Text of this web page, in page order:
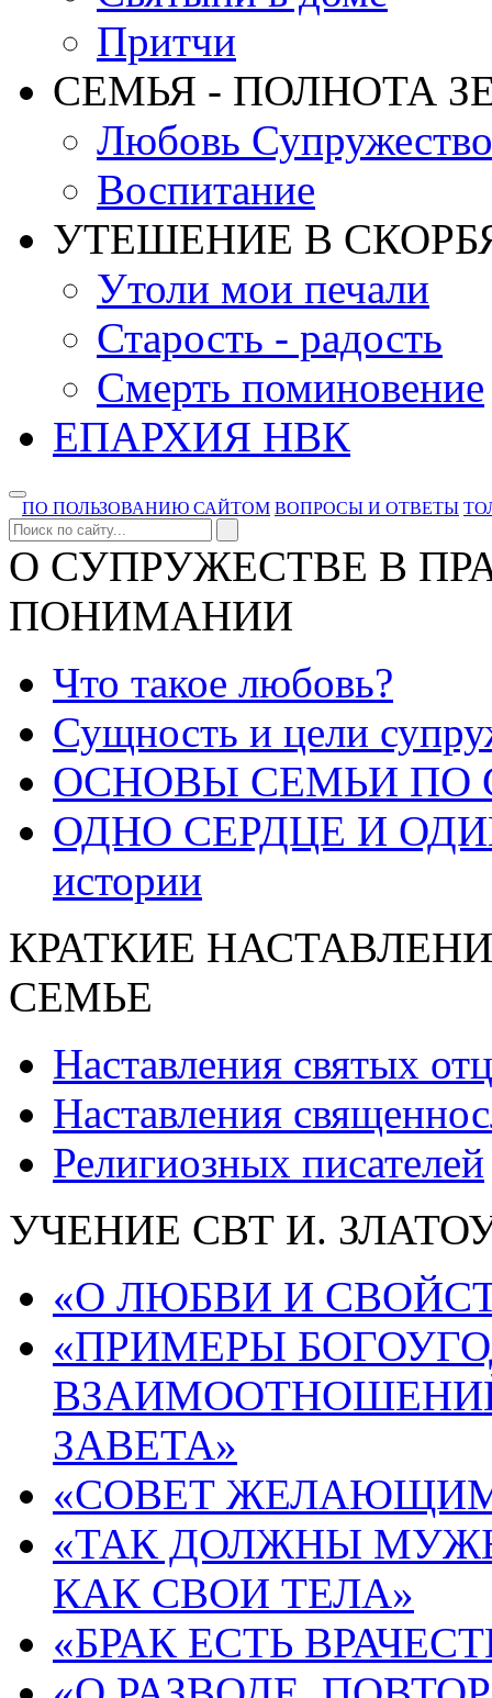
Притчи
СЕМЬЯ - ПОЛНОТА
Любовь Супружество
Воспитание
УТЕШЕНИЕ В
Утоли мои печали
Старость - радость
Смерть поминовение
ЕПАРХИЯ НВК
ПО ПОЛЬЗОВАНИЮ САЙТОМ ВОПРОСЫ И ОТВЕТЫ
О СУПРУЖЕСТВЕ В
ПОНИМАНИИ
Что такое любовь?
Сущность и цели
ОСНОВЫ СЕМЬИ ПО
ОДНО СЕРДЦЕ И
истории
КРАТКИЕ
СЕМЬЕ
Наставления святых
Наставления
Религиозных писателей
УЧЕНИЕ СВТ И.
«О ЛЮБВИ И
«ПРИМЕРЫ
ЗАВЕТА»
«СОВЕТ ЖЕЛАЮЩИМ
«ТАК ДОЛЖНЫ
КАК СВОИ ТЕЛА»
«БРАК ЕСТЬ